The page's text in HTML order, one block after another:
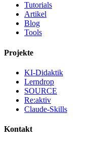
Tutorials
Artikel
Blog
Tools
Projekte
KI-Didaktik
Lerndrop
SOURCE
Re:aktiv
Claude-Skills
Kontakt